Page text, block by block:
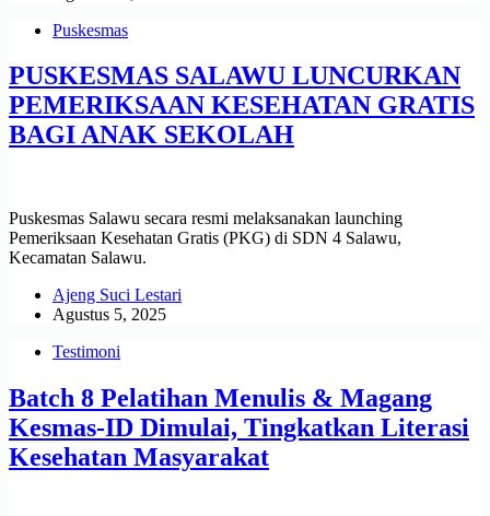
Puskesmas
PUSKESMAS SALAWU LUNCURKAN
PEMERIKSAAN KESEHATAN GRATIS
BAGI ANAK SEKOLAH
Puskesmas Salawu secara resmi melaksanakan launching
Pemeriksaan Kesehatan Gratis (PKG) di SDN 4 Salawu,
Kecamatan Salawu.
Ajeng Suci Lestari
Agustus 5, 2025
Testimoni
Batch 8 Pelatihan Menulis & Magang
Kesmas-ID Dimulai, Tingkatkan Literasi
Kesehatan Masyarakat